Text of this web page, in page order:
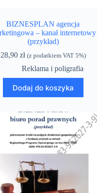
BIZNESPLAN agencja
– kanał internetowy
(przykład)
28,90 zł (z podatkiem VAT 5%)
Reklama i poligrafia
Dodaj do koszyka